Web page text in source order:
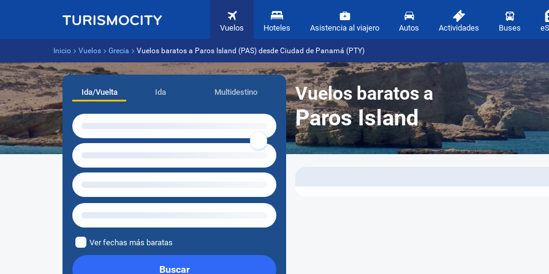
Vuelos Hoteles Asistencia al viajero Autos Actividades Buses
Inicio Vuelos Grecia Vuelos baratos a Paros Island (PAS) desde Ciudad de Panamá (PTY)
Vuelos baratos a
Paros Island
Ida/Vuelta Ida Multidestino
Ver fechas más baratas
Buscar